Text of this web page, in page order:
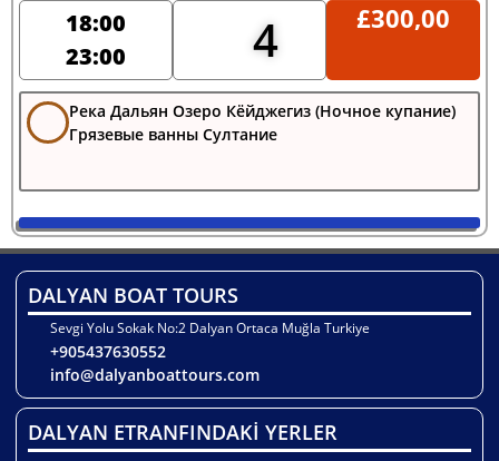
18:00
23:00
4 £300,00
Река Дальян Озеро Кёйджегиз (Ночное купание)
Грязевые ванны Султание
DALYAN BOAT TOURS
Sevgi Yolu Sokak No:2 Dalyan Ortaca Muğla Turkiye
+905437630552
info@dalyanboattours.com
DALYAN ETRANFINDAKİ YERLER